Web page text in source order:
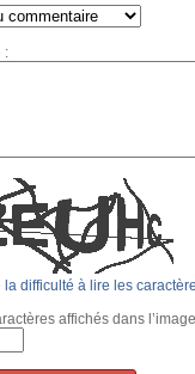
:
la difficulté à lire les
affichés dans